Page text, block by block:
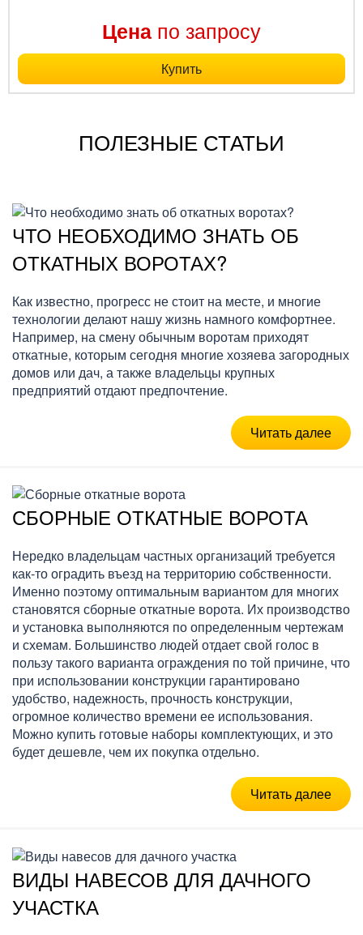
Цена по запросу
Купить
ПОЛЕЗНЫЕ СТАТЬИ
ЧТО НЕОБХОДИМО ЗНАТЬ ОБ
ОТКАТНЫХ ВОРОТАХ?
Как известно, прогресс не стоит на месте, и многие
технологии делают нашу жизнь намного комфортнее.
Например, на смену обычным воротам приходят
откатные, которым сегодня многие хозяева загородных
домов или дач, а также владельцы крупных
предприятий отдают предпочтение.
Читать далее
СБОРНЫЕ ОТКАТНЫЕ ВОРОТА
Нередко владельцам частных организаций требуется
как-то оградить въезд на территорию собственности.
Именно поэтому оптимальным вариантом для многих
становятся сборные откатные ворота. Их производство
и установка выполняются по определенным чертежам
и схемам. Большинство людей отдает свой голос в
пользу такого варианта ограждения по той причине, что
при использовании конструкции гарантировано
удобство, надежность, прочность конструкции,
огромное количество времени ее использования.
Можно купить готовые наборы комплектующих, и это
будет дешевле, чем их покупка отдельно.
Читать далее
ВИДЫ НАВЕСОВ ДЛЯ ДАЧНОГО
УЧАСТКА